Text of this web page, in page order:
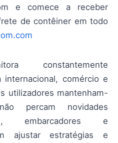
e comece a receber
de contêiner em todo
constantemente
comércio e
utilizadores mantenham-
percam novidades
embarcadores e
ajustar estratégias e